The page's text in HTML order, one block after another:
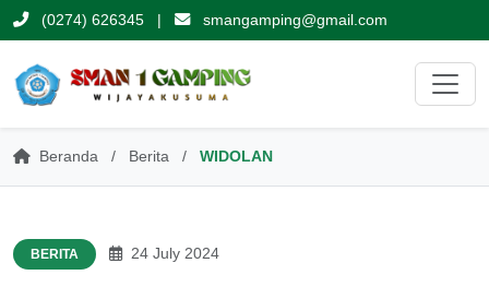
(0274) 626345 | smangamping@gmail.com
Beranda / Berita / WIDOLAN
BERITA 24 July 2024